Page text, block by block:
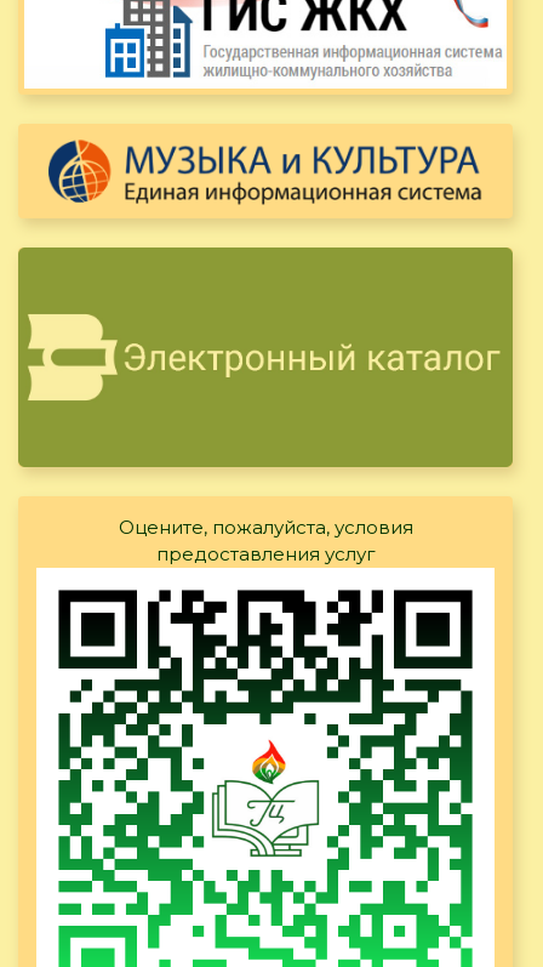
Оцените, пожалуйста, условия
предоставления услуг